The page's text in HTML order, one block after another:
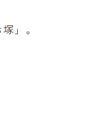
」。